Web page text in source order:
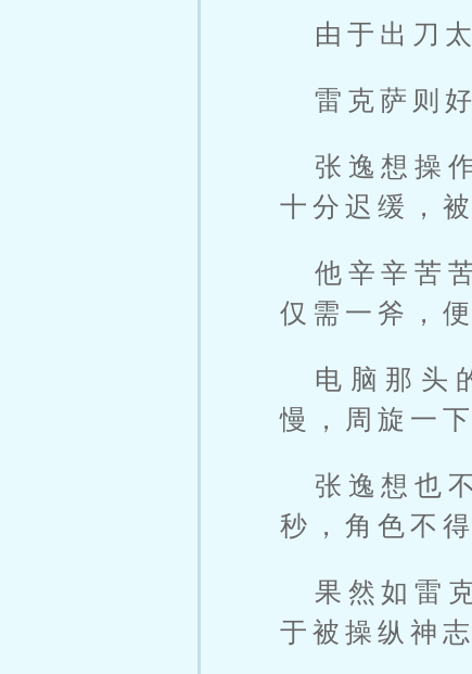
由于出刀
雷克萨则
张逸想操
十分迟缓，
他辛辛苦
仅需一斧，
电脑那头
慢，周旋一
张逸想也
秒，角色不
果然如雷
于被操纵神